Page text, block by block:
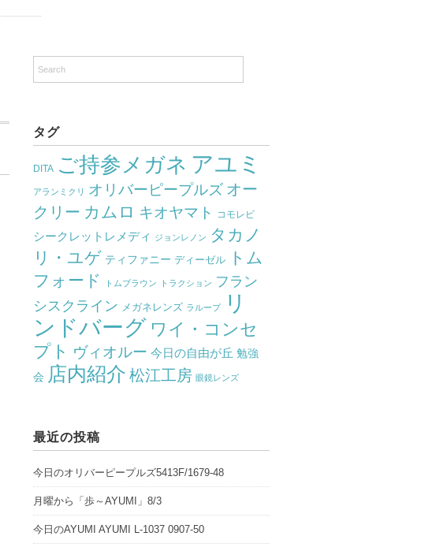
タグ
DITA ご持参メガネ アユミ
アランミクリ オリバーピープルズ オー
クリー カムロ キオヤマト コモレビ
シークレットレメディ ジョンレノン タカノ
リ・ユゲ ティファニー ディーゼル
トム
フォード
トムブラウン トラクション フラン
シスクライン メガネレンズ ラループ
リ
ンドバーグ ワイ・コンセ
プト ヴィオルー 今日の自由が丘 勉強
会 店内紹介 松江工房 眼鏡レンズ
最近の投稿
今日のオリバーピープルズ5413F/1679-48
月曜から「歩～AYUMI」8/3
今日のAYUMI AYUMI L-1037 0907-50